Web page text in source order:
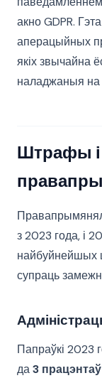
акно GDPR.
аперацыйных
якіх звычайна
наладжаныя
Штрафы і
з 2023 года, і
найбуйнейшых
супраць
Папраўкі 2023
да3